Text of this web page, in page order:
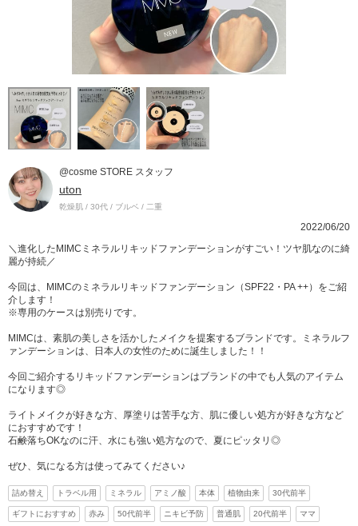
@cosme STORE スタッフ
uton
乾燥肌 / 30代 / ブルベ / 二重
2022/06/20
＼進化したMIMCミネラルリキッドファンデーションがすごい！ツヤ肌なのに綺
麗が持続／
今回は、MIMCのミネラルリキッドファンデーション（SPF22・PA ++）をご紹
介します！
※専用のケースは別売りです。
MIMCは、素肌の美しさを活かしたメイクを提案するブランドです。ミネラルフ
ァンデーションは、日本人の女性のために誕生しました！！
今回ご紹介するリキッドファンデーションはブランドの中でも人気のアイテム
になります◎
ライトメイクが好きな方、厚塗りは苦手な方、肌に優しい処方が好きな方など
におすすめです！
石鹸落ちOKなのに汗、水にも強い処方なので、夏にピッタリ◎
ぜひ、気になる方は使ってみてください♪
詰め替え トラベル用 ミネラル アミノ酸 本体 植物由来 30代前半
ギフトにおすすめ 赤み 50代前半 ニキビ予防 普通肌 20代前半 ママ